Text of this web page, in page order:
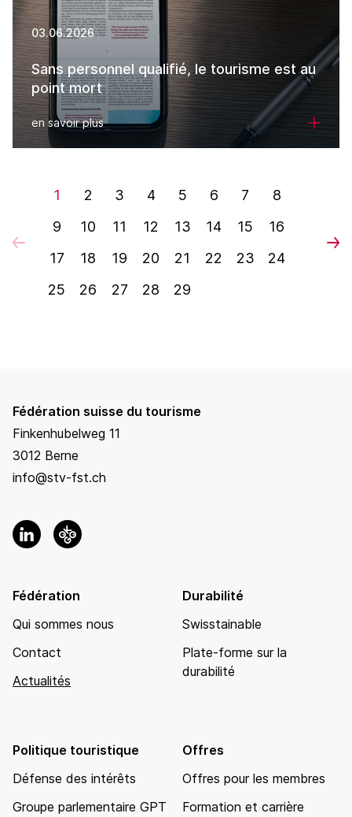
03.06.2026
Sans personnel qualifié, le tourisme est au
point mort
en savoir plus
1 2 3 4 5 6 7
8
9
10 11 12 13 14 15
16
17
18 19 20 21 22 23
24
25
26 27 28 29
Fédération suisse du tourisme
Finkenhubelweg 11
3012 Berne
info@stv-fst.ch
Fédération
Qui sommes nous
Contact
Actualités
Durabilité
Swisstainable
Plate-forme sur la
durabilité
Politique touristique
Défense des intérêts
Groupe parlementaire GPT
Offres
Offres pour les membres
Formation et carrière